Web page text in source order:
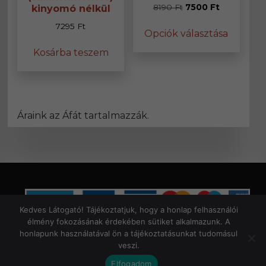
kinyomó nélkül
7295 Ft
Kosárba teszem
8190Ft Original
was:
7500 FtCurrent
is:
Opciók választása
Áraink az Áfát tartalmazzák.
Általános Szerződési Feltételek
Bejelentkezés
© Copyright 2026 Geri az ács | All Rights Reserved. |
Designed byASSEMBLY
Kedves Látogató! Tájékoztatjuk, hogy a honlap felhasználói
élmény fokozásának érdekében sütiket alkalmazunk. A
honlapunk használatával ön a tájékoztatásunkat tudomásul
veszi.
Elfogadom